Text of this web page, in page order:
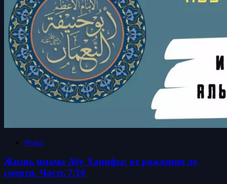
Фикх
Жизнь имама Абу Ханифы: от рождения до
смерти. Часть 7/10